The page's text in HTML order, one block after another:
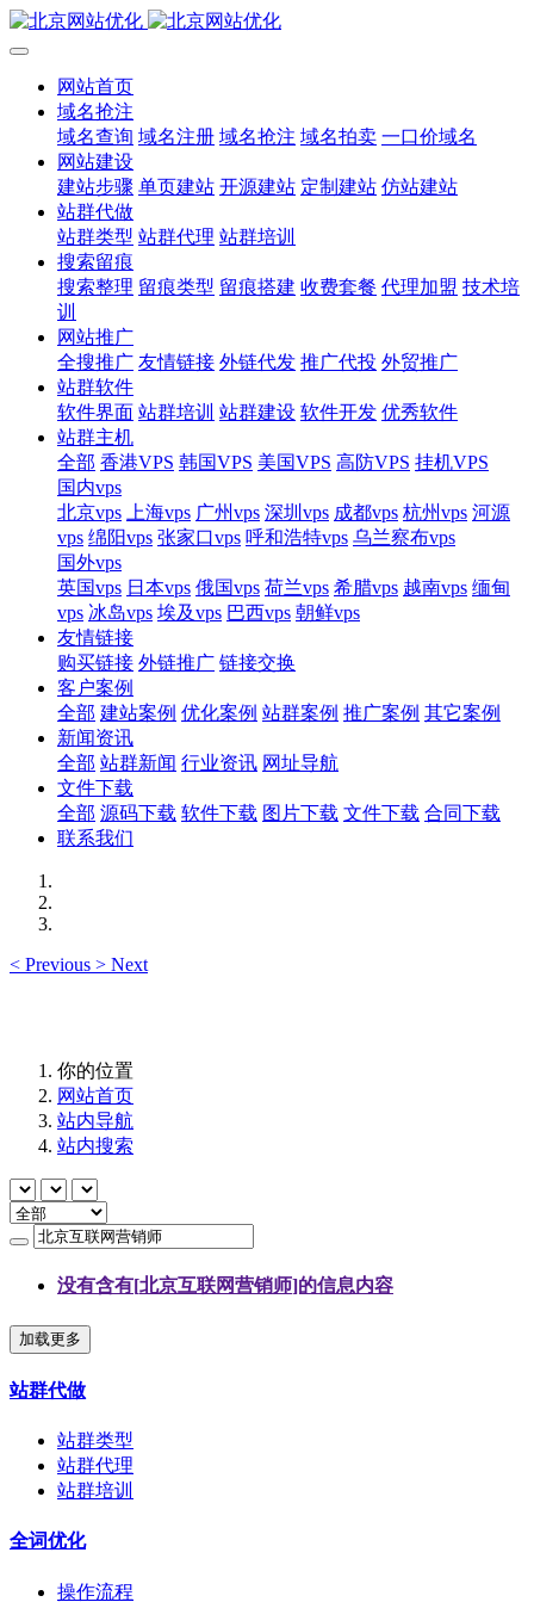
网站首页
域名抢注
域名查询 域名注册 域名抢注 域名拍卖 一口价域名
网站建设
建站步骤 单页建站 开源建站 定制建站 仿站建站
站群代做
站群类型 站群代理 站群培训
搜索留痕
搜索整理 留痕类型 留痕搭建 收费套餐 代理加盟 技术培
训
网站推广
全搜推广 友情链接 外链代发 推广代投 外贸推广
站群软件
软件界面 站群培训 站群建设 软件开发 优秀软件
站群主机
全部 香港VPS 韩国VPS 美国VPS 高防VPS 挂机VPS
国内vps
北京vps
上海vps 广州vps 深圳vps 成都vps 杭州vps 河源
vps 绵阳vps 张家口vps 呼和浩特vps 乌兰察布vps
国外vps
英国vps 日本vps 俄国vps 荷兰vps 希腊vps 越南vps 缅甸
vps 冰岛vps 埃及vps 巴西vps 朝鲜vps
友情链接
购买链接 外链推广 链接交换
客户案例
全部 建站案例 优化案例 站群案例 推广案例 其它案例
新闻资讯
全部 站群新闻 行业资讯 网址导航
文件下载
全部 源码下载 软件下载 图片下载 文件下载 合同下载
联系我们
< Previous > Next
你的位置
网站首页
站内导航
站内搜索
没有含有[北京互联网营销师]的信息内容
加载更多
站群代做
站群类型
站群代理
站群培训
全词优化
操作流程